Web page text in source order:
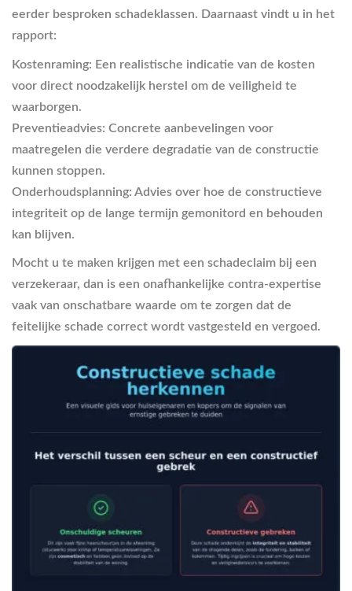
eerder besproken schadeklassen. Daarnaast vindt u in het
rapport:
Kostenraming: Een realistische indicatie van de kosten
voor direct noodzakelijk herstel om de veiligheid te
waarborgen.
Preventieadvies: Concrete aanbevelingen voor
maatregelen die verdere degradatie van de constructie
kunnen stoppen.
Onderhoudsplanning: Advies over hoe de constructieve
integriteit op de lange termijn gemonitord en behouden
kan blijven.
Mocht u te maken krijgen met een schadeclaim bij een
verzekeraar, dan is een onafhankelijke contra-expertise
vaak van onschatbare waarde om te zorgen dat de
feitelijke schade correct wordt vastgesteld en vergoed.